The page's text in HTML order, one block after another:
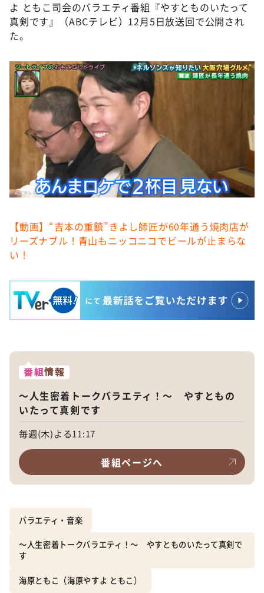
よ ともこ司会のバラエティ番組『やすとものいたって
真剣です』（ABCテレビ）12月5日放送回で公開され
た。
【動画】“吉本の重鎮”きよし師匠が60年通う焼肉店が
リーズナブル！青山もニッコニコでビールが止まらな
い！
番組情報
～人生密着トークバラエティ！～ やすともの
いたって真剣です
毎週(木)よる11:17
番組ページへ
バラエティ・音楽
～人生密着トークバラエティ！～ やすとものいたって真剣で
す
海原ともこ（海原やすよ ともこ）